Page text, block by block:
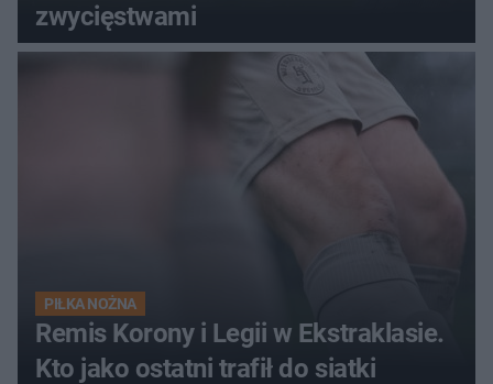
zwycięstwami
PIŁKA NOŻNA
Remis Korony i Legii w Ekstraklasie.
Kto jako ostatni trafił do siatki